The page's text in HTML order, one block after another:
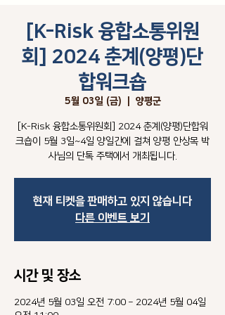
[K-Risk 융합소통위원
회] 2024 춘계(양평)단
합워크숍
5월 03일 (금) 양평군
[K-Risk 융합소통위원회] 2024 춘계(양평)단합워
크숍이 5월 3일~4일 양일간에 걸쳐 양평 안상목 박
사님의 단톡 주택에서 개최됩니다.
현재 티켓을 판매하고 있지 않습니다
다른 이벤트 보기
시간 및 장소
2024년 5월 03일 오전 7:00 – 2024년 5월 04일